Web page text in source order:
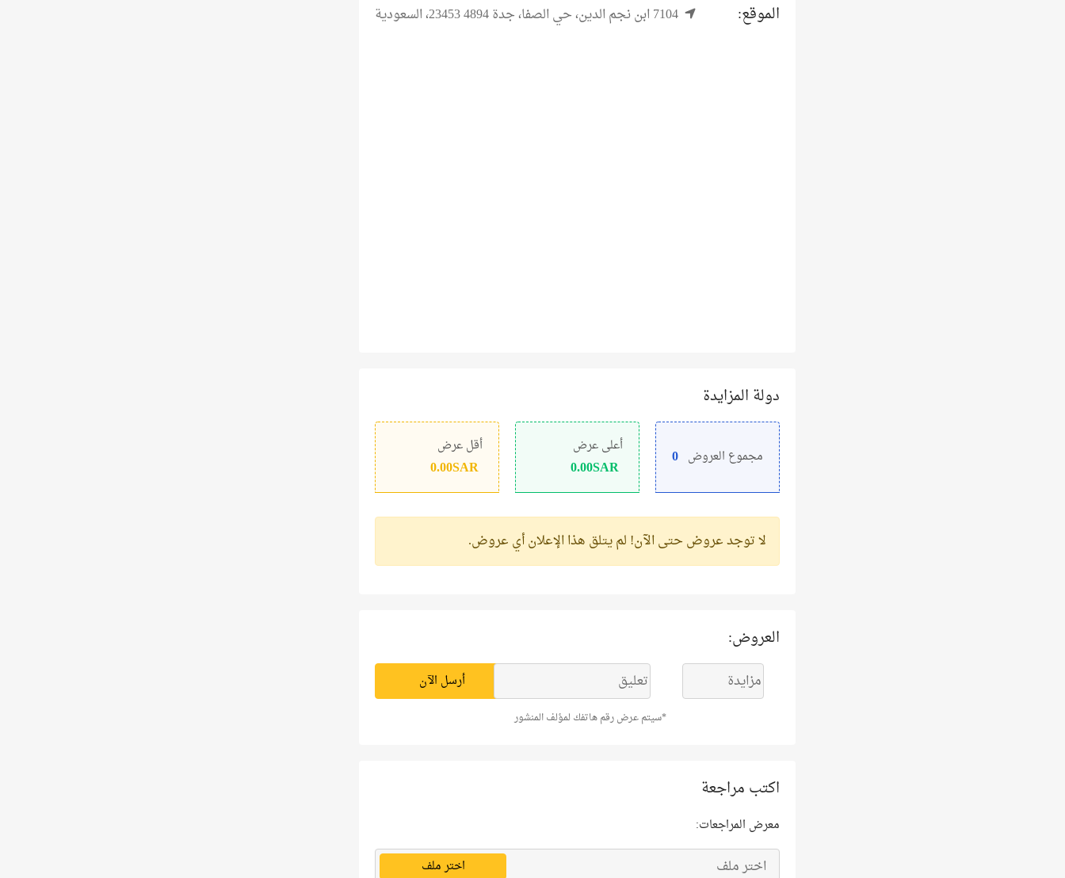
الموقع: 7104 ابن نجم الدين، حي الصفا، جدة 23453 4894، السعودية
دولة المزايدة
مجموع العروض 0 أعلى عرض
0.00SAR
أقل عرض
0.00SAR
لا توجد عروض حتى الآن! لم يتلق هذا الإعلان أي عروض.
العروض:
*سيتم عرض رقم هاتفك لمؤلف المنشور
أرسل الآن
اكتب مراجعة
معرض المراجعات:
اختر ملف
اختر ملف